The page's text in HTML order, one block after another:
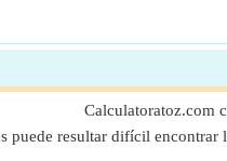
Calculatoratoz.com
puede resultar difícil